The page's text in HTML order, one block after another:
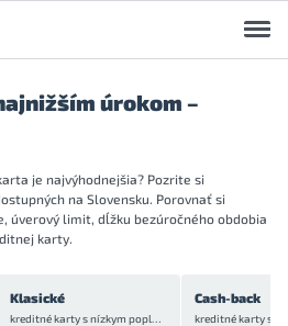
úrokom –
je najvýhodnejšia? Pozrite si
na Slovensku. Porovnať si
úverový limit, dĺžku bezúročného obdobia
karty.
Klasické
kreditné karty s nízkym poplatkom
Cash-back